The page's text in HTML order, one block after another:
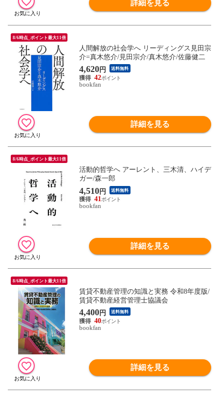
詳細を見る
8/6時点_ポイント最大11倍
人間解放の社会学へ リーディングス見田宗
介=真木悠介/見田宗介/真木悠介/佐藤健二
4,620円 送料無料
42
bookfan
詳細を見る
8/6時点_ポイント最大11倍
活動的哲学へ アーレント、三木清、ハイデ
ガー/森一郎
4,510円 送料無料
41
bookfan
詳細を見る
8/6時点_ポイント最大11倍
賃貸不動産管理の知識と実務 令和8年度版/
賃貸不動産経営管理士協議会
4,400円 送料無料
40
bookfan
詳細を見る